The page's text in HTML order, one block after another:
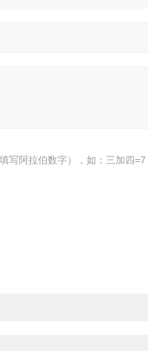
写阿拉伯数字），如：三加四=7